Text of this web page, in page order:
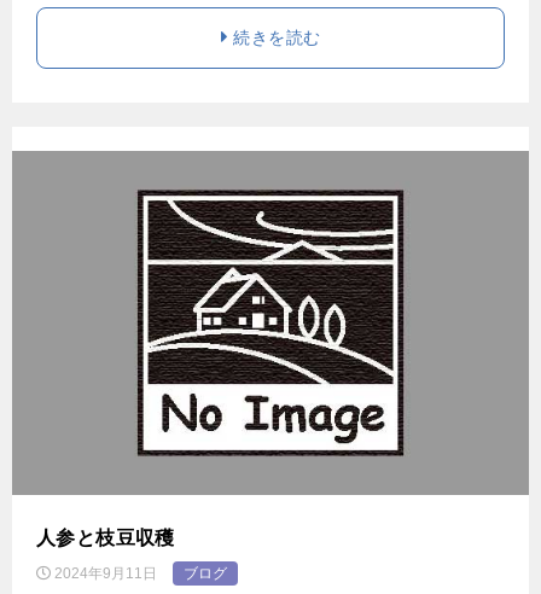
続きを読む
人参と枝豆収穫
2024年9月11日 ブログ